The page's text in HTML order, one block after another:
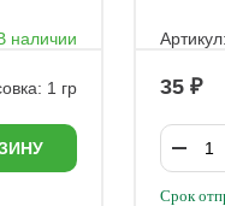
наличии
1 гр 35
Срок